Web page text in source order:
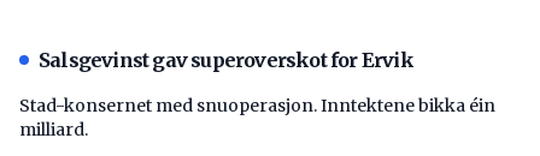
Salsgevinst gav superoverskot for Ervik
Stad-konsernet med snuoperasjon. Inntektene bikka éin
milliard.